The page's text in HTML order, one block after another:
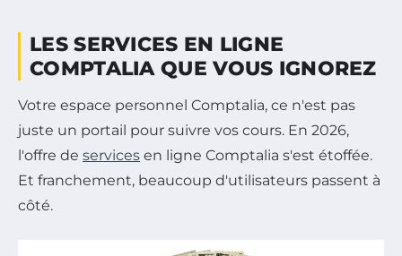
LES SERVICES EN LIGNE
COMPTALIA QUE VOUS IGNOREZ
Votre espace personnel Comptalia, ce n'est pas
juste un portail pour suivre vos cours. En 2026,
l'offre de services en ligne Comptalia s'est étoffée.
Et franchement, beaucoup d'utilisateurs passent à
côté.